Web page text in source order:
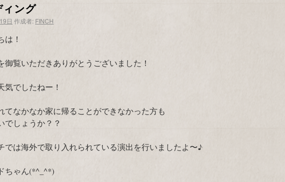
ィング
日 作成者: FINCH
は！
御覧いただきありがとうございました！
気でしたねー！
てなかなか家に帰ることができなかった方も
でしょうか？？
では海外で取り入れられている演出を行いましたよ〜♪
ちゃん(*^_^*)